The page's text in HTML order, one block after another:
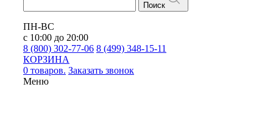
Поиск
ПН-ВС
с 10:00 до 20:00
8 (800) 302-77-06 8 (499) 348-15-11
КОРЗИНА
0 товаров. Заказать звонок
Меню